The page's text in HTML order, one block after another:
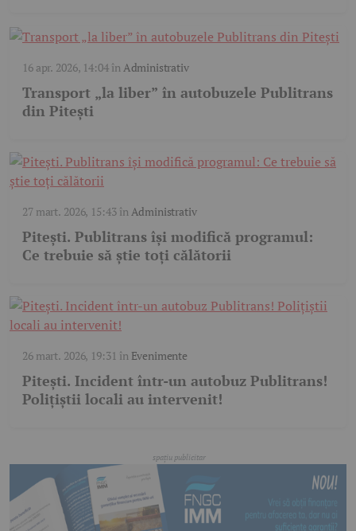
16 apr. 2026, 14:04în Administrativ
Transport „la liber” în autobuzele Publitrans
din Pitești
27 mart. 2026, 15:43în Administrativ
Pitești. Publitrans își modifică programul:
Ce trebuie să știe toți călătorii
26 mart. 2026, 19:31 în Evenimente
Pitești. Incident într-un autobuz Publitrans!
Polițiștii locali au intervenit!